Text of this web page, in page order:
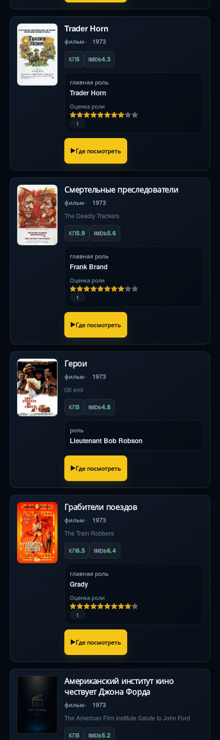
Trader Horn
фильм 1973
КП5 IMDb4.3
главная роль
Trader Horn
Оценка роли
1
Где посмотреть
Смертельные преследователи
фильм 1973
The Deadly Trackers
КП5.9 IMDb5.6
главная роль
Frank Brand
Оценка роли
1
Где посмотреть
Герои
фильм 1973
Gli eroi
КП5 IMDb4.8
роль
Lieutenant Bob Robson
Где посмотреть
Грабители поездов
фильм 1973
The Train Robbers
КП6.5 IMDb6.4
главная роль
Grady
Оценка роли
1
Где посмотреть
Американский институт кино
чествует Джона Форда
фильм 1973
The American Film Institute Salute to John Ford
КП5 IMDb5.2